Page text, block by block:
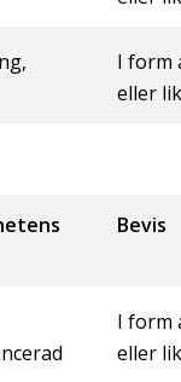
I form
eller
Bevis
I form
eller